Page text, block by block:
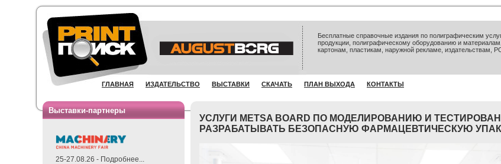
Бесплатные справочные издания по полиграфическим
продукции, полиграфическому оборудованию и
картонам, пластикам, наружной рекламе, издательствам,
ГЛАВНАЯ ИЗДАТЕЛЬСТВО ВЫСТАВКИ СКАЧАТЬ ПЛАН ВЫХОДА КОНТАКТЫ
Выставки-партнеры
25-27.08.26 - Подробнее...
УСЛУГИ METSA BOARD ПО МОДЕЛИРОВАНИЮ И
РАЗРАБАТЫВАТЬ БЕЗОПАСНУЮ ФАРМАЦЕВТИЧЕСКУЮ